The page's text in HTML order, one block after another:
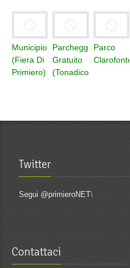
Municipio
(Fiera Di
Primiero)
Parcheggio
Gratuito
(Tonadico)
Parco
Clarofonte
Twitter
Segui @primieroNET\
Contattaci